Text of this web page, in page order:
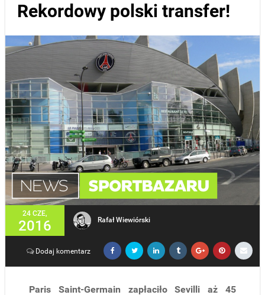
Rekordowy polski transfer!
24 CZE,
2016 Rafał Wiewiórski
Dodaj komentarz
Paris Saint-Germain zapłaciło Sevilli aż 45